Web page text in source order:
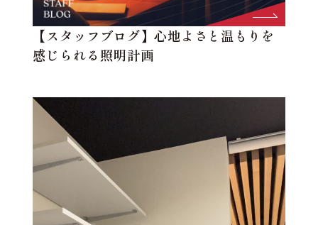
【スタッフブログ】心地よさと温もりを
感じられる照明計画